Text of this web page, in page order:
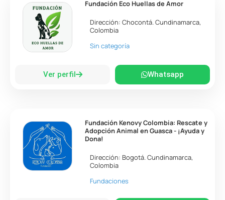
Fundación Eco Huellas de Amor
Dirección:Chocontá.Cundinamarca,
Colombia
Sin categoría
Ver perfil Whatsapp
Fundación Kenovy Colombia: Rescate y
Adopción Animal en Guasca - ¡Ayuda y
Dona!
Dirección: Bogotá.Cundinamarca,
Colombia
Fundaciones